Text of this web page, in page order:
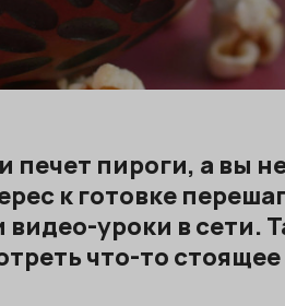
пироги, а вы
к готовке
уроки в сети.
что-то стоящее